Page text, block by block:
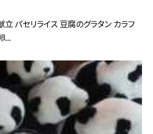
立 パセリライス 豆腐のグラタン カラフ
...